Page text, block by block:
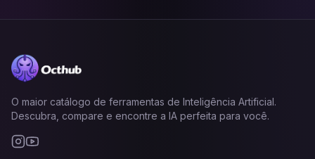
O maior catálogo de ferramentas de Inteligência Artificial.
Descubra, compare e encontre a IA perfeita para você.